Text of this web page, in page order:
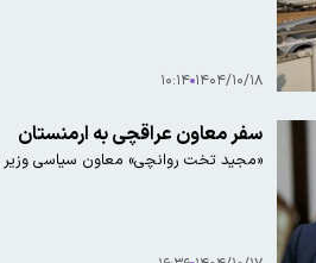
۱۴۰۴/۱۰/۱۸ ۱۰:۱۴
سفر معاون عراقچی به ارمنستان
«مجید تخت روانچی» معاون سیاسی وزیر